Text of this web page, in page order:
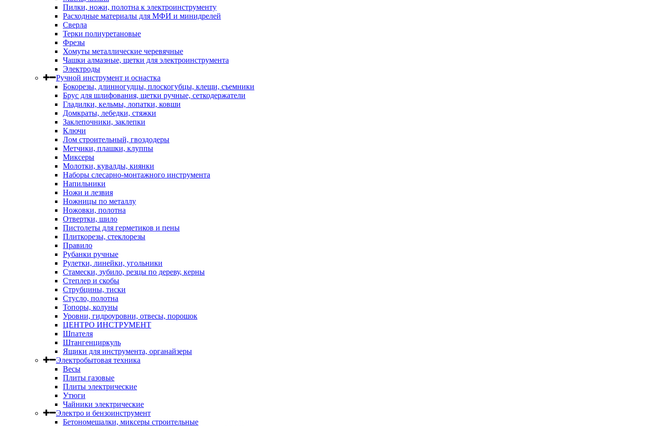
Пилки, ножи, полотна к электроинструменту
Расходные материалы для МФИ и минидрелей
Сверла
Терки полиуретановые
Фрезы
Хомуты металлические черевячные
Чашки алмазные, щетки для электроинструмента
Электроды
Ручной инструмент и оснастка
Бокорезы, длинногудцы, плоскогубцы, клещи, съемники
Брус для шлифования, щетки ручные, сеткодержатели
Гладилки, кельмы, лопатки, ковши
Домкраты, лебедки, стяжки
Заклепочники, заклепки
Ключи
Лом строительный, гвоздодеры
Метчики, плашки, клуппы
Миксеры
Молотки, кувалды, киянки
Наборы слесарно-монтажного инструмента
Напильники
Ножи и лезвия
Ножницы по металлу
Ножовки, полотна
Отвертки, шило
Пистолеты для герметиков и пены
Плиткорезы, стеклорезы
Правило
Рубанки ручные
Рулетки, линейки, угольники
Стамески, зубило, резцы по дереву, керны
Степлер и скобы
Струбцины, тиски
Стусло, полотна
Топоры, колуны
Уровни, гидроуровни, отвесы, порошок
ЦЕНТРО ИНСТРУМЕНТ
Шпателя
Штангенциркуль
Ящики для инструмента, органайзеры
Электробытовая техника
Весы
Плиты газовые
Плиты электрические
Утюги
Чайники электрические
Электро и бензоинструмент
Бетономешалки, миксеры строительные